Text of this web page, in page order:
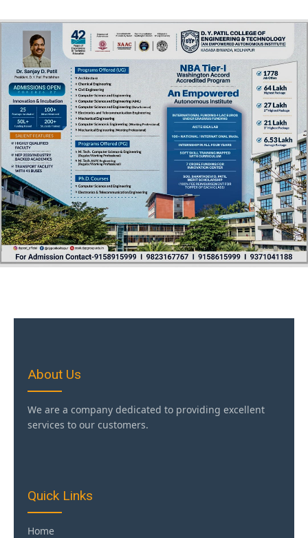
About Us
We are a company dedicated to providing excellent
services to our customers.
Quick Links
Home